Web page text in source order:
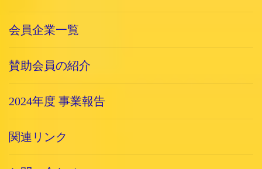
会員企業一覧
賛助会員の紹介
2024年度 事業報告
関連リンク